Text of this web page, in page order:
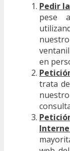
Pedir
pese
en
trata